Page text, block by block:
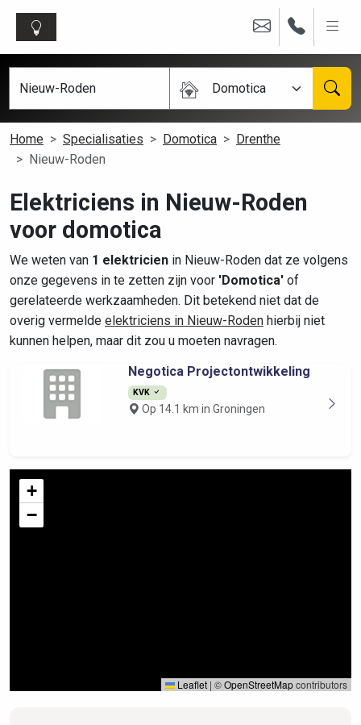
Domotica
Home Specialisaties Domotica
Drenthe
Nieuw-Roden
Elektriciens in Nieuw-Roden
voor domotica
We weten van 1 elektricien in Nieuw-Roden dat ze volgens
onze gegevens in te zetten zijn voor 'Domotica' of
gerelateerde werkzaamheden. Dit betekend niet dat de
overig vermelde elektriciens in Nieuw-Roden hierbij niet
kunnen helpen, maar dit zou u moeten navragen.
Negotica Projectontwikkeling
KVK
Op 14.1 km in Groningen
+
−
Leaflet | ©OpenStreetMapcontributors